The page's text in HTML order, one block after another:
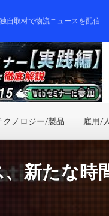
自取材で物流ニュースを配信
クノロジー/製品 雇用/
新たな時